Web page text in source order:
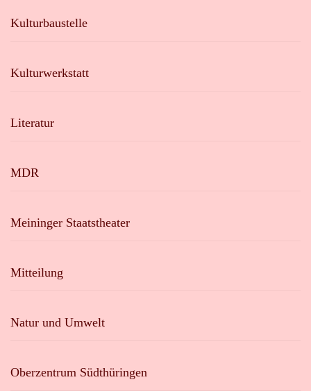
Kulturbaustelle
Kulturwerkstatt
Literatur
MDR
Meininger Staatstheater
Mitteilung
Natur und Umwelt
Oberzentrum Südthüringen